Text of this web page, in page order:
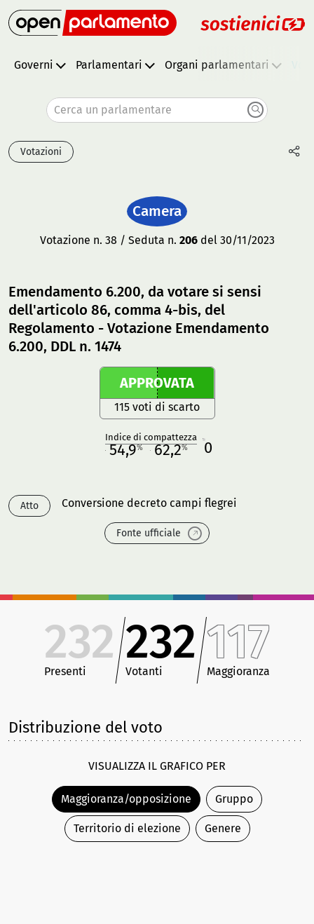
Governi Parlamentari Organi parlamentari
Cerca un parlamentare
Votazioni
Camera
Votazione n. 38 / Seduta n. 206del 30/11/2023
Emendamento 6.200, da votare si sensi
dell'articolo 86, comma 4-bis, del
Regolamento - Votazione Emendamento
6.200, DDL n. 1474
APPROVATA
115 voti di scarto
Indice di compattezza
54,9% 62,2% 0
Atto Conversione decreto campi flegrei
Fonte ufficiale
232
Presenti
232
Votanti
117
Maggioranza
Distribuzione del voto
VISUALIZZA IL GRAFICO PER
Maggioranza/opposizione Gruppo
Territorio di elezione Genere